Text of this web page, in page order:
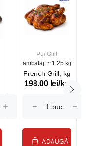
Pui Grill
ambalaj: ~ 1.25 kg
French Grill, kg
198.00 lei/kg
ADAUGĂ